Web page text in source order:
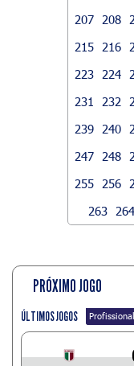
207
208
215
216
223
224
231
232
239
240
247
248
255
256
263
264
PRÓXIMO JOGO
ÚLTIMOS JOGOS Profissional